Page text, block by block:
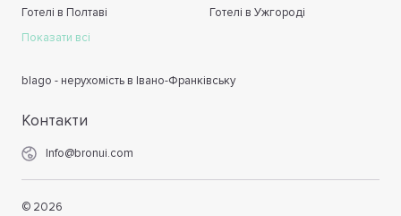
Готелі в Полтаві
Готелі в Ужгороді
Показати всі
blago - нерухомість в Івано-Франківську
Контакти
Info@bronui.com
© 2026